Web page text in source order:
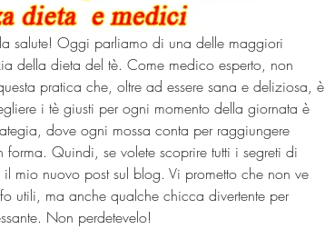
salute! Oggi parliamo di una delle maggiori
della dieta del tè. Come medico esperto, non
pratica che, oltre ad essere sana e deliziosa, è
i tè giusti per ogni momento della giornata è
dove ogni mossa conta per raggiungere
Quindi, se volete scoprire tutti i segreti di
mio nuovo post sul blog. Vi prometto che non ve
utili, ma anche qualche chicca divertente per
Non perdetevelo!